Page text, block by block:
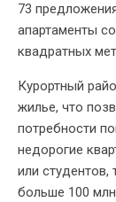
73
апартаменты
квадратных
Курортный
жилье, что
потребности
недорогие
или
больше 100